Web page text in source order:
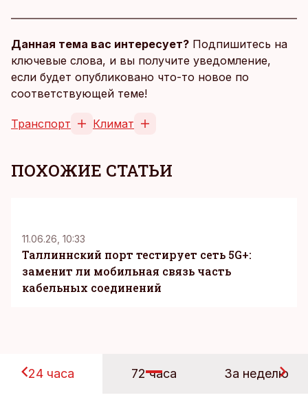
Данная тема вас интересует? Подпишитесь на
ключевые слова, и вы получите уведомление,
если будет опубликовано что-то новое по
соответствующей теме!
Транспорт Климат
ПОХОЖИЕ СТАТЬИ
11.06.26, 10:33
Таллиннский порт тестирует сеть 5G+:
заменит ли мобильная связь часть
кабельных соединений
24 часа 72 часа За неделю